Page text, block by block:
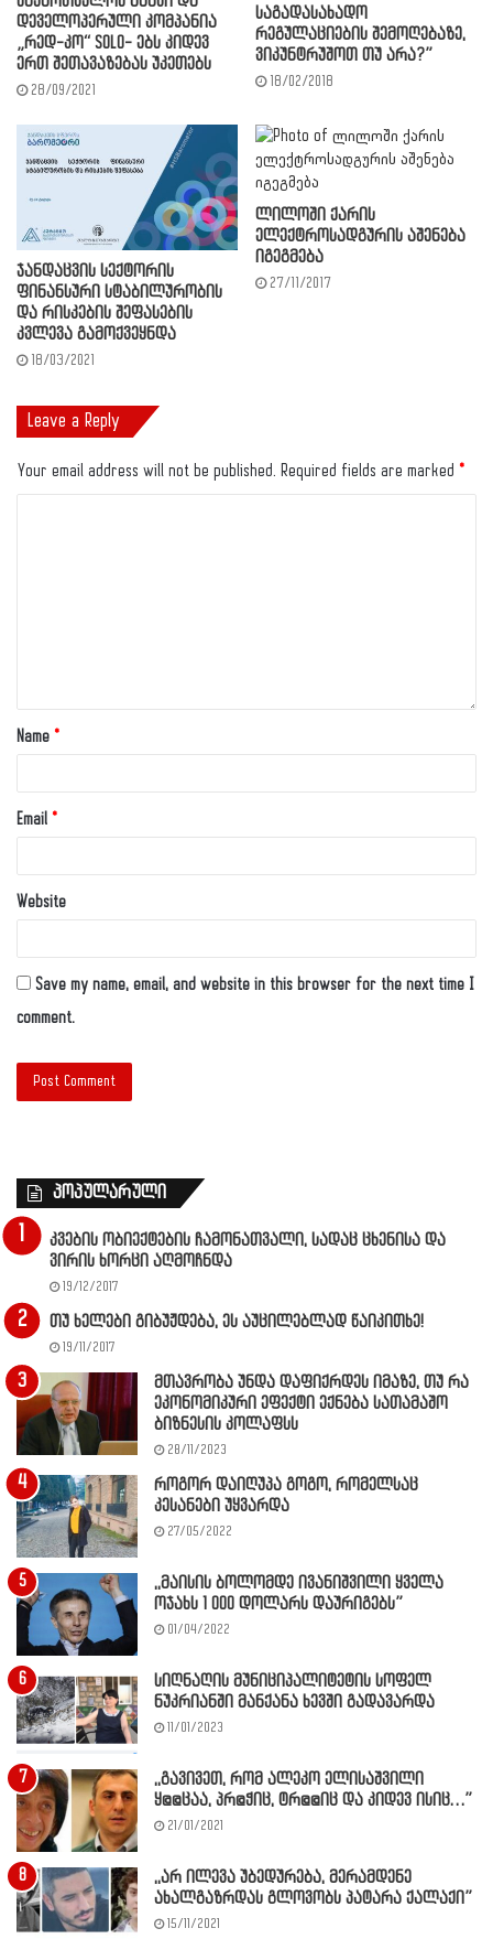
დეველოპერული კომპანია
„რედ-კო“ SOLO- ებს კიდევ
ერთ შეთავაზებას უკეთებს
28/09/2021
საგადასახადო
რეგულაციების შემოღებაზე,
ვიკუნტრუშოთ თუ არა?”
18/02/2018
ჯანდაცვის სექტორის
ფინანსური სტაბილურობის
და რისკების შეფასების
კვლევა გამოქვეყნდა
18/03/2021
ლილოში ქარის
ელექტროსადგურის აშენება
იგეგმება
27/11/2017
Leave a Reply
Your email address will not be published. Required fields are marked *
Name *
Email *
Website
Save my name, email, and website in this browser for the next time I
comment.
პოპულარული
კვების ობიექტების ჩამონათვალი, სადაც ცხენისა და
ვირის ხორცი აღმოჩნდა
19/12/2017
თუ ხელები გიბუჟდება, ეს აუცილებლად წაიკითხე!
19/11/2017
მთავრობა უნდა დაფიქრდეს იმაზე, თუ რა
ეკონომიკური ეფექტი ექნება სათამაშო
ბიზნესის კოლაფსს
28/11/2023
როგორ დაიღუპა გოგო, რომელსაც
კესანები უყვარდა
27/05/2022
,,მაისის ბოლომდე ივანიშვილი ყველა
ოჯახს 1 000 დოლარს დაურიგებს”
01/04/2022
სიღნაღის მუნიციპალიტეტის სოფელ
ნუკრიანში მანქანა ხევში გადავარდა
11/01/2023
,,გავივეთ, რომ ალეკო ელისაშვილი
ყ@@ცაა, პრ@ჭიც, ტრ@@იც და კიდევ ისიც…”
21/01/2021
,,არ ილევა უბედურება, მერამდენე
ახალგაზრდას გლოვობს პატარა ქალაქი”
15/11/2021